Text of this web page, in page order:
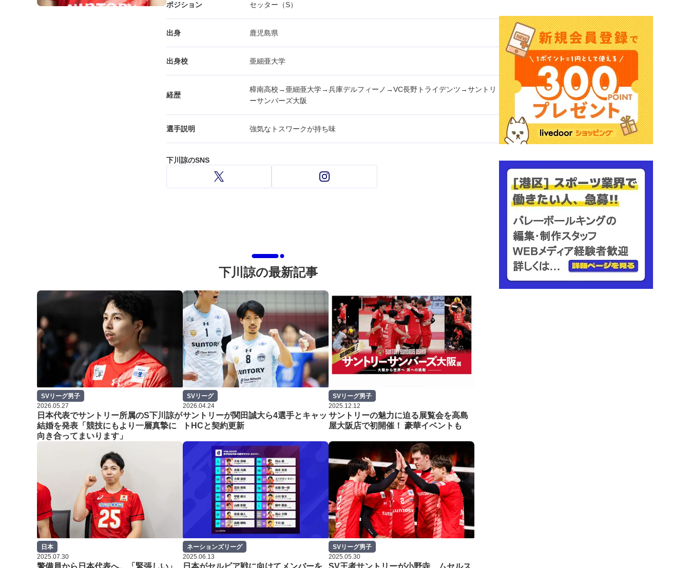
ポジション セッター（S）
出身 鹿児島県
出身校 亜細亜大学
経歴
樟南高校→亜細亜大学→兵庫デルフィーノ→VC長野トライデンツ→サントリ
ーサンバーズ大阪
選手説明 強気なトスワークが持ち味
下川諒のSNS
下川諒の最新記事
SVリーグ男子
2026.05.27
日本代表でサントリー所属のS下川諒が
結婚を発表「競技にもより一層真摯に
向き合ってまいります」
SVリーグ
2026.04.24
サントリーが関田誠大ら4選手とキャッ
トHCと契約更新
SVリーグ男子
2025.12.12
サントリーの魅力に迫る展覧会を高島
屋大阪店で初開催！ 豪華イベントも
日本
2025.07.30
ネーションズリーグ
2025.06.13
SVリーグ男子
2025.05.30